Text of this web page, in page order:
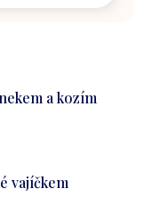
a kozím
vajíčkem